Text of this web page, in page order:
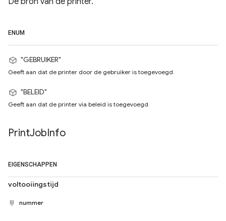
ENUM
"GEBRUIKER"
Geeft aan dat de printer door de gebruiker is toegevoegd.
"BELEID"
Geeft aan dat de printer via beleid is toegevoegd.
PrintJobInfo
EIGENSCHAPPEN
voltooiingstijd
nummer